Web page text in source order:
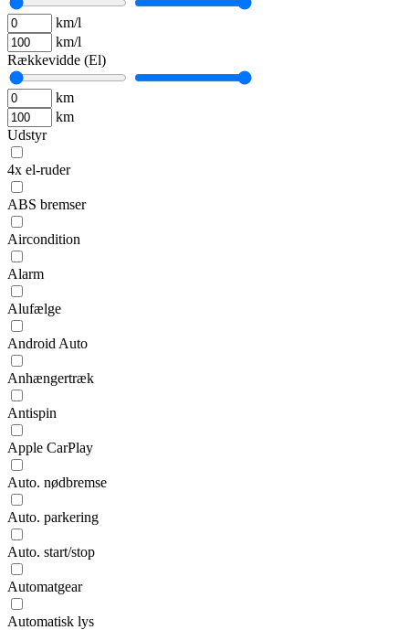
km/l
km/l
Rækkevidde (El)
km
km
Udstyr
4x el-ruder
ABS bremser
Aircondition
Alarm
Alufælge
Android Auto
Anhængertræk
Antispin
Apple CarPlay
Auto. nødbremse
Auto. parkering
Auto. start/stop
Automatgear
Automatisk lys